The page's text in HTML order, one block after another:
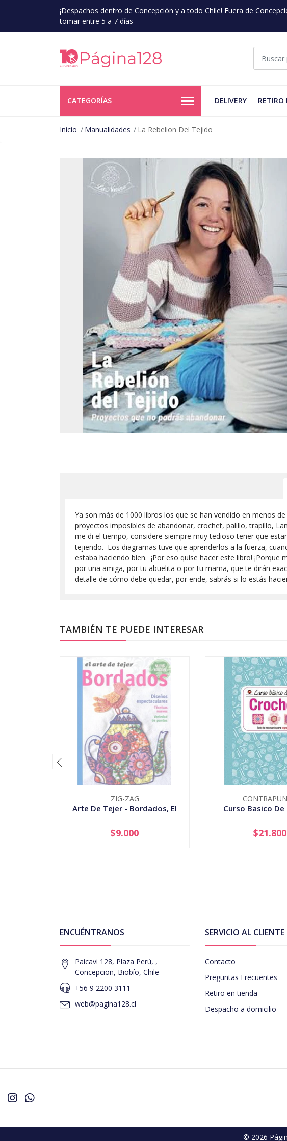
¡Despachos dentro de Concepción y a todo Chile! Fuera de
tomar entre 5 a 7 días
CATEGORÍAS DELIVERY RETIRO
Inicio Manualidades La Rebelion Del Tejido
Ya son más de 1000 libros los que se han vendido en menos
proyectos imposibles de abandonar, crochet, palillo, trapillo,
me di el tiempo, considere siempre muy tedioso tener que
tejiendo. Los diagramas tuve que aprenderlos a la fuerza,
estaba haciendo bien. ¡Por eso quise hacer este libro!
por una amiga, por tu abuelita o por tu mama, que te dirán
detalle de cómo debe quedar, por ende, sabrás si lo estás
TAMBIÉN TE PUEDE INTERESAR
ZIG-ZAG
Arte De Tejer - Bordados, El
AGOTADO
$9.000
Curso Basico
+
$21.800
ENCUÉNTRANOS
Paicavi 128, Plaza Perú, ,
Concepcion, Biobío, Chile
+56 9 2200 3111
web@pagina128.cl
SERVICIO AL CLIENTE
Contacto
Preguntas Frecuentes
Retiro en tienda
Despacho a domicilio
© 2026